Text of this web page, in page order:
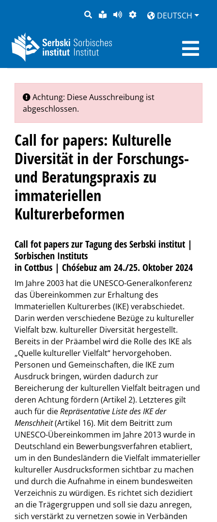
SUCHELEICHTE
SPRACHE
SEITEDARSTELLUNG
DEUTSCH
Achtung: Diese Ausschreibung ist
abgeschlossen.
Call for papers: Kulturelle
Diversität in der Forschungs-
und Beratungspraxis zu
immateriellen
Kulturerbeformen
Call fot papers zur Tagung des Serbski institut |
Sorbischen Instituts
in Cottbus | Chóśebuz am 24./25. Oktober 2024
Im Jahre 2003 hat die UNESCO-Generalkonferenz
das Übereinkommen zur Erhaltung des
Immateriellen Kulturerbes (IKE) verabschiedet.
Darin werden verschiedene Bezüge zu kultureller
Vielfalt bzw. kultureller Diversität hergestellt.
Bereits in der Präambel wird die Rolle des IKE als
„Quelle kultureller Vielfalt“ hervorgehoben.
Personen und Gemeinschaften, die IKE zum
Ausdruck bringen, würden dadurch zur
Bereicherung der kulturellen Vielfalt beitragen und
deren Achtung fördern (Artikel 2). Letzteres gilt
auch für dieRepräsentative Liste des IKE der
Menschheit(Artikel 16). Mit dem Beitritt zum
UNESCO-Übereinkommen im Jahre 2013 wurde in
Deutschland ein Bewerbungsverfahren etabliert,
um in den Bundesländern die Vielfalt immaterieller
kultureller Ausdrucksformen sichtbar zu machen
und durch die Aufnahme in einem bundesweiten
Verzeichnis zu würdigen. Es richtet sich dezidiert
an die Trägergruppen und soll sie dazu anregen,
sich verstärkt zu vernetzen sowie in Verbänden